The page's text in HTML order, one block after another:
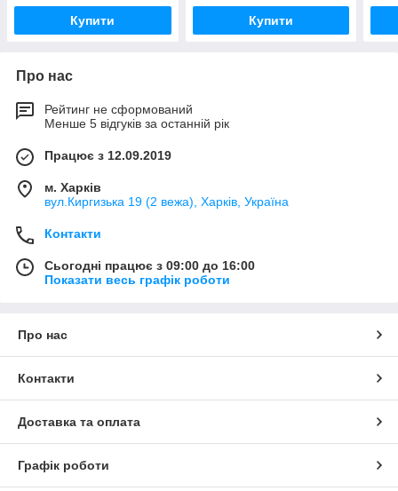
Купити Купити
Про нас
Рейтинг не сформований
Менше 5 відгуків за останній рік
Працює з 12.09.2019
м. Харків
вул.Киргизька 19 (2 вежа), Харків, Україна
Контакти
Сьогодні працює з 09:00 до 16:00
Показати весь графік роботи
Про нас
Контакти
Доставка та оплата
Графік роботи